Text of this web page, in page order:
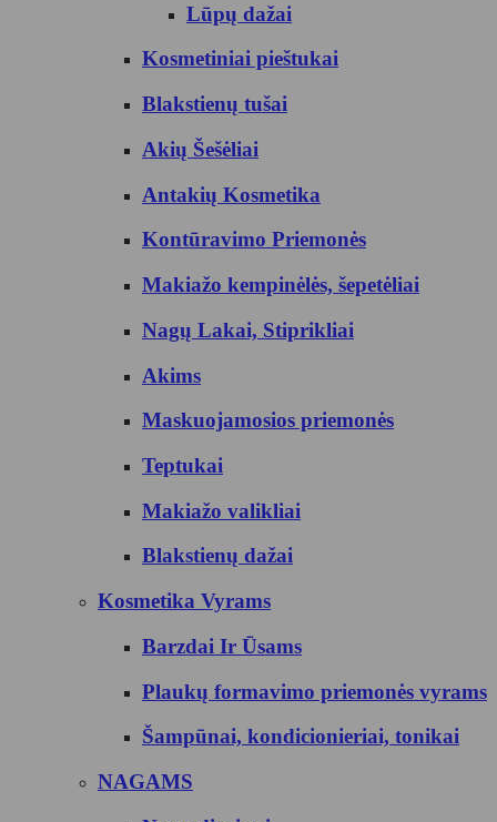
Lūpų dažai
Kosmetiniai pieštukai
Blakstienų tušai
Akių Šešėliai
Antakių Kosmetika
Kontūravimo Priemonės
Makiažo kempinėlės, šepetėliai
Nagų Lakai, Stiprikliai
Akims
Maskuojamosios priemonės
Teptukai
Makiažo valikliai
Blakstienų dažai
Kosmetika Vyrams
Barzdai Ir Ūsams
Plaukų formavimo priemonės vyrams
Šampūnai, kondicionieriai, tonikai
NAGAMS